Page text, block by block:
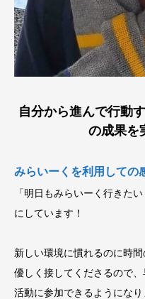
自分から進んで行動
の成果を
みらいーくを利用しての
「明日もみらいーく行きた
にしています！
新しい環境に慣れるのに時
優しく接してくださるので
活動に参加できるようになり